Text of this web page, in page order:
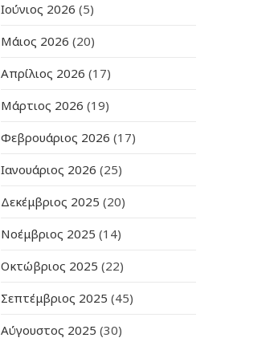
Ιούνιος 2026 (5)
Μάιος 2026 (20)
Απρίλιος 2026 (17)
Μάρτιος 2026 (19)
Φεβρουάριος 2026 (17)
Ιανουάριος 2026 (25)
Δεκέμβριος 2025 (20)
Νοέμβριος 2025 (14)
Οκτώβριος 2025 (22)
Σεπτέμβριος 2025 (45)
Αύγουστος 2025 (30)